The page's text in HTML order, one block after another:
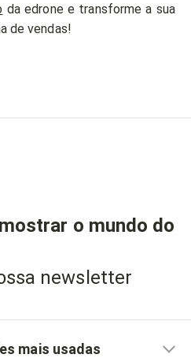
da edrone e transforme a sua
de vendas!
o mundo do
newsletter
mais usadas